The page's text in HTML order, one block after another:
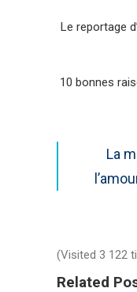
Le reportage
10 bonnes
La
(Visited 3 122
Related